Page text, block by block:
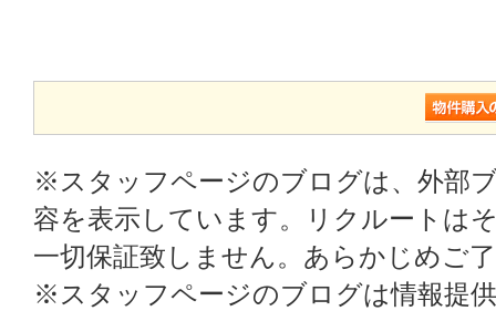
※スタッフページのブログは、外部
容を表示しています。リクルートは
一切保証致しません。あらかじめご
※スタッフページのブログは情報提